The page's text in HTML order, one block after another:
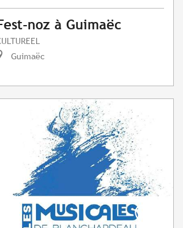
noz à Guimaëc
Guimaëc